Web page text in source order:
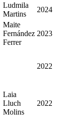
Ludmila
Martins
2024
Maite
Fernández
Ferrer
2023
2022
Laia
Lluch
Molins
2022